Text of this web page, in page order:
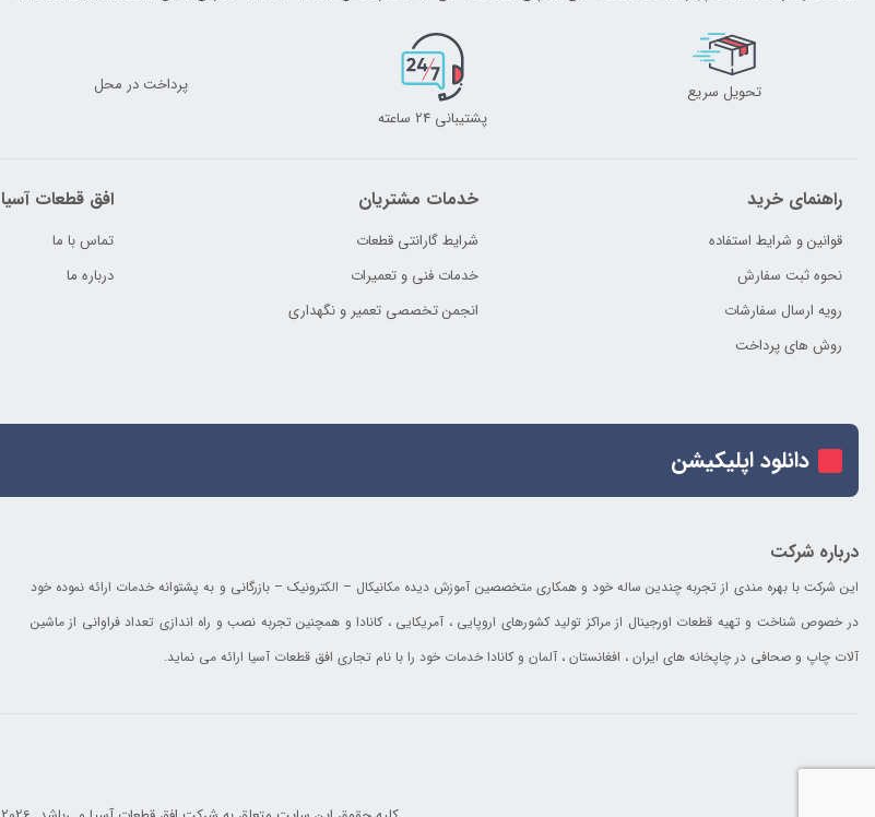
تحویل سریع
پشتیبانی 24 ساعته
پرداخت در محل
راهنمای خرید
قوانین و شرایط استفاده
نحوه ثبت سفارش
رویه ارسال سفارشات
روش های پرداخت
خدمات مشتریان
شرایط گارانتی قطعات
خدمات فنی و تعمیرات
انجمن تخصصی تعمیر و نگهداری
افق قطعات آسیا
تماس با ما
درباره ما
دانلود اپلیکیشن
درباره شرکت
این شرکت با بهره مندی از تجربه چندین ساله خود و همکاری متخصصین آموزش دیده مکانیکال – الکترونیک – بازرگانی و به پشتوانه خدمات ارائه نموده خود
در خصوص شناخت و تهیه قطعات اورجینال از مراکز تولید کشورهای اروپایی ، آمریکایی ، کانادا و همچنین تجربه نصب و راه اندازی تعداد فراوانی از ماشین
آلات چاپ و صحافی در چاپخانه های ایران ، افغانستان ، آلمان و کانادا خدمات خود را با نام تجاری افق قطعات آسیا ارائه می نماید.